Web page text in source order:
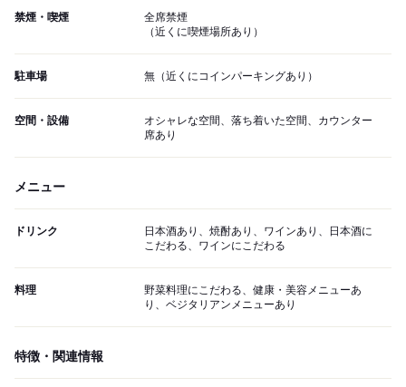
禁煙・喫煙
全席禁煙
（近くに喫煙場所あり）
駐車場 無（近くにコインパーキングあり）
空間・設備
オシャレな空間、落ち着いた空間、カウンター
席あり
メニュー
ドリンク
日本酒あり、焼酎あり、ワインあり、日本酒に
こだわる、ワインにこだわる
料理
野菜料理にこだわる、健康・美容メニューあ
り、ベジタリアンメニューあり
特徴・関連情報